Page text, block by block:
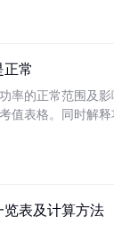
正常
率的正常范围及
值表格。同时解
表及计算方法